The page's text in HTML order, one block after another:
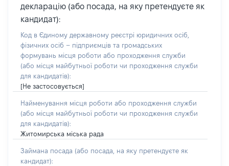
декларацію (або посада, на яку претендуєте як
кандидат):
Код в Єдиному державному реєстрі юридичних осіб,
фізичних осіб – підприємців та громадських
формувань місця роботи або проходження служби
(або місця майбутньої роботи чи проходження служби
для кандидатів):
[Не застосовується]
Найменування місця роботи або проходження служби
(або місця майбутньої роботи чи проходження служби
для кандидатів):
Житомирська міська рада
Займана посада (або посада, на яку претендуєте як
кандидат):